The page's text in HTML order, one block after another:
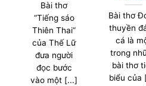
Bài thơ
“Tiếng sáo
Thiên Thai”
của Thế Lữ
đưa người
đọc bước
vào một [...]
Bài thơ
thuyền
cá là
trong
bài thơ
biểu của